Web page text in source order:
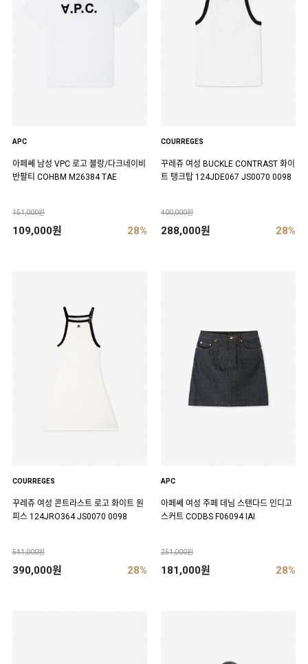
APC
아페쎄 남성 VPC 로고 블랑/다크네이비
반팔티 COHBM M26384 TAE
151,000원
109,000원 28%
COURREGES
꾸레쥬 여성 BUCKLE CONTRAST 화이
트 탱크탑 124JDE067 JS0070 0098
400,000원
288,000원 28%
COURREGES
꾸레쥬 여성 콘트라스트 로고 화이트 원
피스 124JRO364 JS0070 0098
541,000원
390,000원 28%
APC
아페쎄 여성 주페 데님 스탠다드 인디고
스커트 CODBS F06094 IAI
251,000원
181,000원 28%